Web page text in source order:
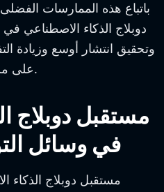
باتباع هذه الممارسات
دوبلاج الذكاء الاصطناعي
وتحقيق انتشار أوسع وزيادة
على مستوى عالٍ من جودة المحتوى.
مستقبل دوبلاج
في وسائل
مستقبل دوبلاج